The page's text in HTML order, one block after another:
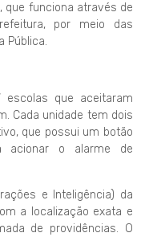
que funciona através de
por meio das
Pública.
que aceitaram
Cada unidade tem dois
que possui um botão
acionar o alarme de
e Inteligência) da
a localização exata e
de providências. O